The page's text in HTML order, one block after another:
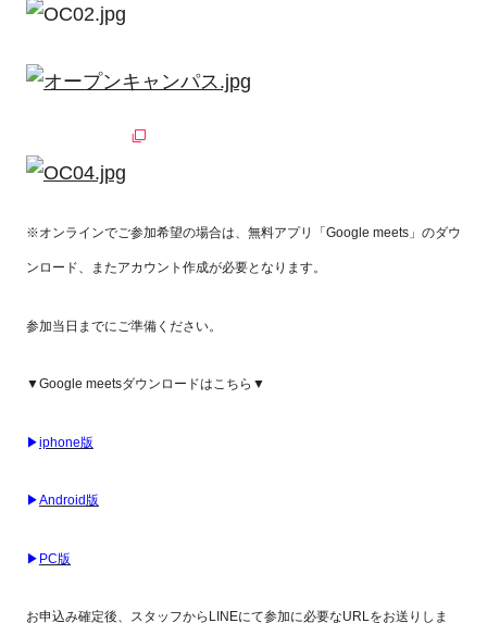
※オンラインでご参加希望の場合は、無料アプリ「Google meets」のダウ
ンロード、またアカウント作成が必要となります。
参加当日までにご準備ください。
▼Google meetsダウンロードはこちら▼
▶iphone版
▶Android版
▶ PC版
お申込み確定後、スタッフからLINEにて参加に必要なURLをお送りしま